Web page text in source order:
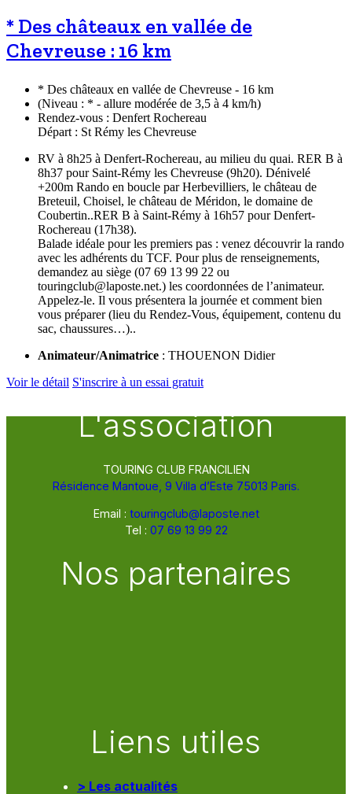
* Des châteaux en vallée de
Chevreuse : 16 km
* Des châteaux en vallée de Chevreuse - 16 km
(Niveau : * - allure modérée de 3,5 à 4 km/h)
Rendez-vous : Denfert Rochereau
Départ : St Rémy les Chevreuse
RV à 8h25 à Denfert-Rochereau, au milieu du quai. RER B à
8h37 pour Saint-Rémy les Chevreuse (9h20). Dénivelé
+200m Rando en boucle par Herbevilliers, le château de
Breteuil, Choisel, le château de Méridon, le domaine de
Coubertin..RER B à Saint-Rémy à 16h57 pour Denfert-
Rochereau (17h38).
Balade idéale pour les premiers pas : venez découvrir la rando
avec les adhérents du TCF. Pour plus de renseignements,
demandez au siège (07 69 13 99 22 ou
touringclub@laposte.net.) les coordonnées de l’animateur.
Appelez-le. Il vous présentera la journée et comment bien
vous préparer (lieu du Rendez-Vous, équipement, contenu du
sac, chaussures…)..
Animateur/Animatrice : THOUENON Didier
Voir le détail S'inscrire à un essai gratuit
L'association
TOURING CLUB FRANCILIEN
Résidence Mantoue, 9 Villa d’Este 75013 Paris.
Email : touringclub@laposte.net
Tel : 07 69 13 99 22
Nos partenaires
Liens utiles
> Les actualités